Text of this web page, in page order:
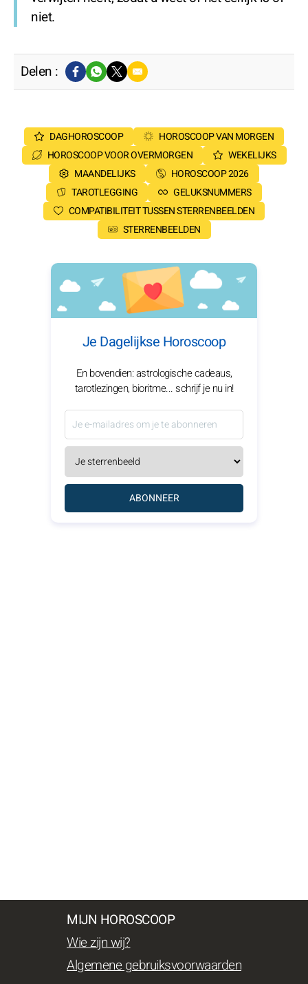
niet.
Delen :
DAGHOROSCOOP
HOROSCOOP VAN MORGEN
HOROSCOOP VOOR OVERMORGEN
WEKELIJKS
MAANDELIJKS
HOROSCOOP 2026
TAROTLEGGING
GELUKSNUMMERS
COMPATIBILITEIT TUSSEN STERRENBEELDEN
STERRENBEELDEN
Je Dagelijkse Horoscoop
En bovendien: astrologische cadeaus,
tarotlezingen, bioritme... schrijf je nu in!
ABONNEER
MIJN HOROSCOOP
Wie zijn wij?
Algemene gebruiksvoorwaarden